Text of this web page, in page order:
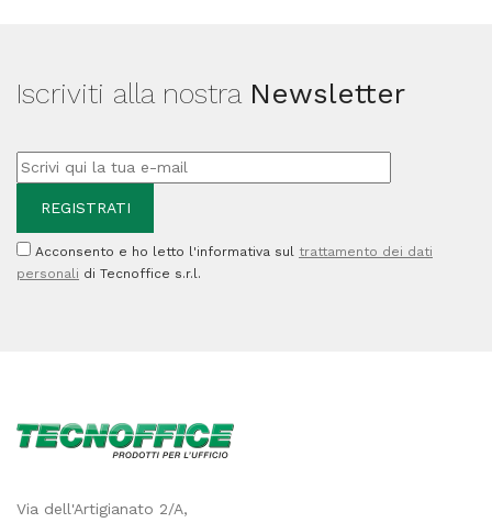
-
quantità
Iscriviti alla nostra Newsletter
Acconsento e ho letto l'informativa sul trattamento dei dati
personali di Tecnoffice s.r.l.
Via dell'Artigianato 2/A,